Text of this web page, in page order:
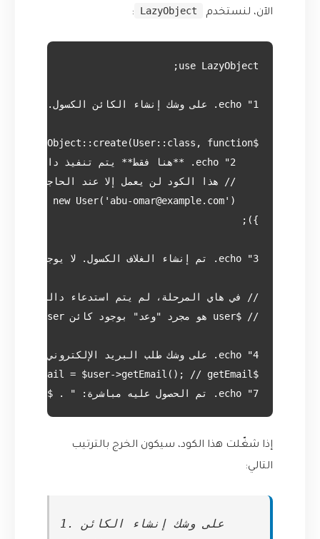
الآن، لنستخدم LazyObject
:
echo "7. تم الحصول عليه مباشرة: " . $email2 . "n";
إذا شغّلت هذا الكود، سيكون الخرج بالترتيب
التالي:
1. على وشك إنشاء الكائن